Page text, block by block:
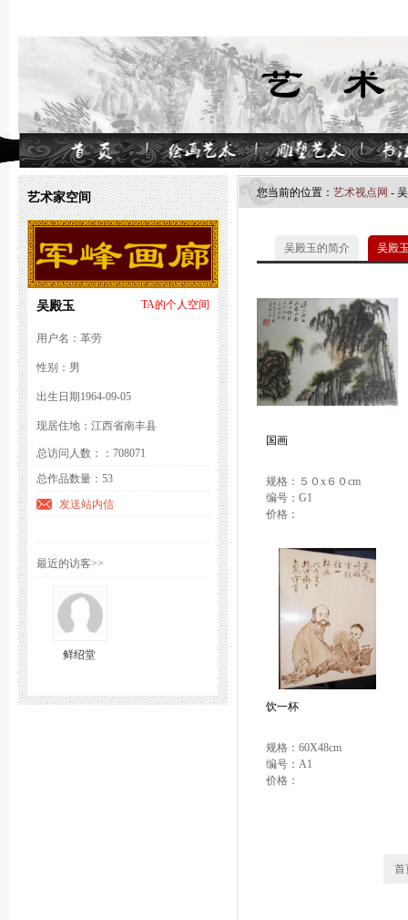
艺术家空间
吴殿玉 TA的个人空间
用户名：革劳
性别：男
出生日期1964-09-05
现居住地：江西省南丰县
总访问人数：：708071
总作品数量：53
发送站内信
最近的访客>>
鲜绍堂
您当前的位置： 艺术视点网 -
吴殿玉的简介 吴殿
国画
规格：５０x６０cm
编号：G1
价格：
饮一杯
规格：60X48cm
编号：A1
价格：
首